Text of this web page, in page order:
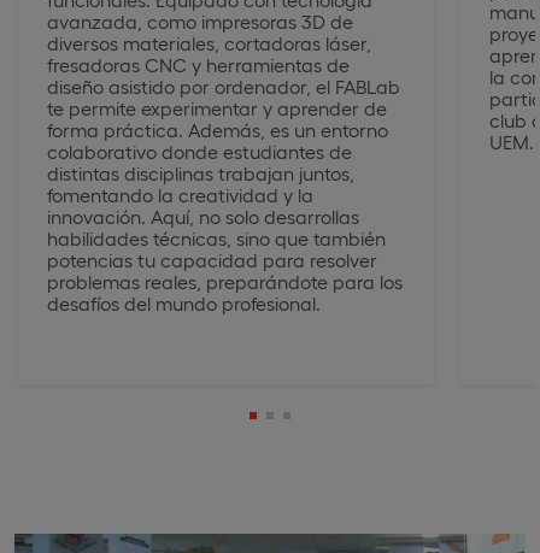
avanzada, como impresoras 3D de
diversos materiales, cortadoras láser,
fresadoras CNC y herramientas de
diseño asistido por ordenador, el FABLab
te permite experimentar y aprender de
forma práctica. Además, es un entorno
colaborativo donde estudiantes de
distintas disciplinas trabajan juntos,
fomentando la creatividad y la
innovación. Aquí, no solo desarrollas
habilidades técnicas, sino que también
potencias tu capacidad para resolver
problemas reales, preparándote para los
desafíos del mundo profesional.
la
club
UEM.